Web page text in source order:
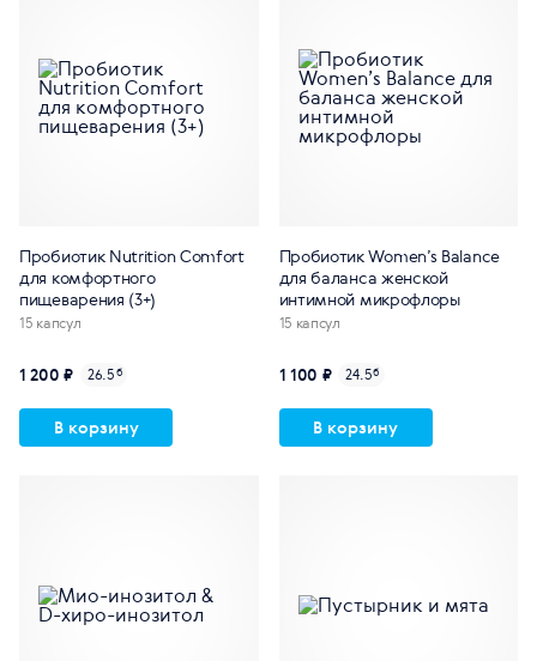
Пробиотик Nutrition Comfort
для комфортного
пищеварения (3+)
15 капсул
1 200 ₽ 26.5б
В корзину
Пробиотик Women’s Balance
для баланса женской
интимной микрофлоры
15 капсул
1 100 ₽ 24.5б
В корзину